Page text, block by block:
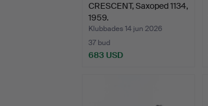
CRESCENT, Saxoped 1134,
1959.
Klubbades 14 jun 2026
37 bud
683 USD